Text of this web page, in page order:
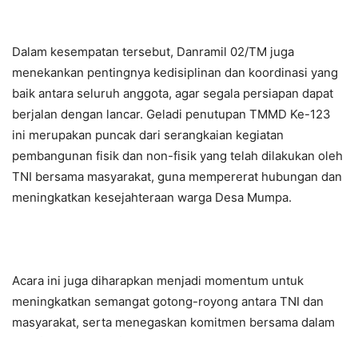
Dalam kesempatan tersebut, Danramil 02/TM juga
menekankan pentingnya kedisiplinan dan koordinasi yang
baik antara seluruh anggota, agar segala persiapan dapat
berjalan dengan lancar. Geladi penutupan TMMD Ke-123
ini merupakan puncak dari serangkaian kegiatan
pembangunan fisik dan non-fisik yang telah dilakukan oleh
TNI bersama masyarakat, guna mempererat hubungan dan
meningkatkan kesejahteraan warga Desa Mumpa.
Acara ini juga diharapkan menjadi momentum untuk
meningkatkan semangat gotong-royong antara TNI dan
masyarakat, serta menegaskan komitmen bersama dalam